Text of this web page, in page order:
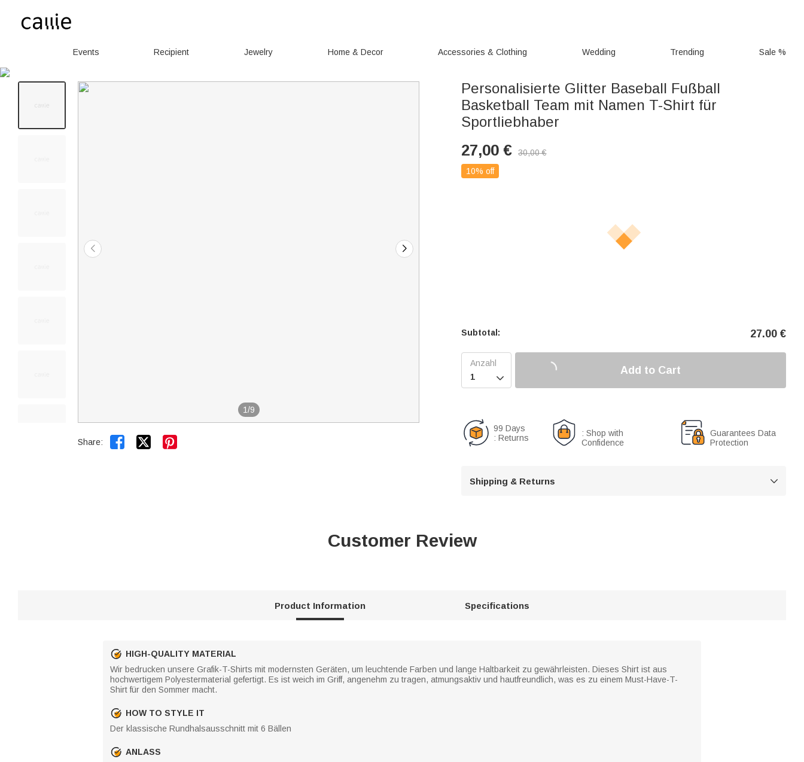
Events Recipient Jewelry Home & Decor Accessories & Clothing Wedding Trending Sale %
1/9
Share:  
Personalisierte Glitter Baseball Fußball
Basketball Team mit Namen T-Shirt für
Sportliebhaber
27,00 € 30,00€
10% off
Subtotal: 27.00 €

Add to Cart
99 Days
: Returns
: Shop with
Confidence
Guarantees Data
Protection
Shipping & Returns 
Customer Review
Product Information Specifications
HIGH-QUALITY MATERIAL
Wir bedrucken unsere Grafik-T-Shirts mit modernsten Geräten, um leuchtende Farben und lange Haltbarkeit zu gewährleisten. Dieses Shirt ist aus
hochwertigem Polyestermaterial gefertigt. Es ist weich im Griff, angenehm zu tragen, atmungsaktiv und hautfreundlich, was es zu einem Must-Have-T-
Shirt für den Sommer macht.
HOW TO STYLE IT
Der klassische Rundhalsausschnitt mit 6 Bällen
ANLASS